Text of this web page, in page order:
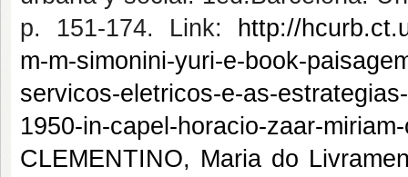
p. 151-174. Link:
http://
m-m-simonini-yuri-e-book-
servicos-eletricos-e-as-
1950-in-capel-horacio-zaar-
CLEMENTINO, Maria do